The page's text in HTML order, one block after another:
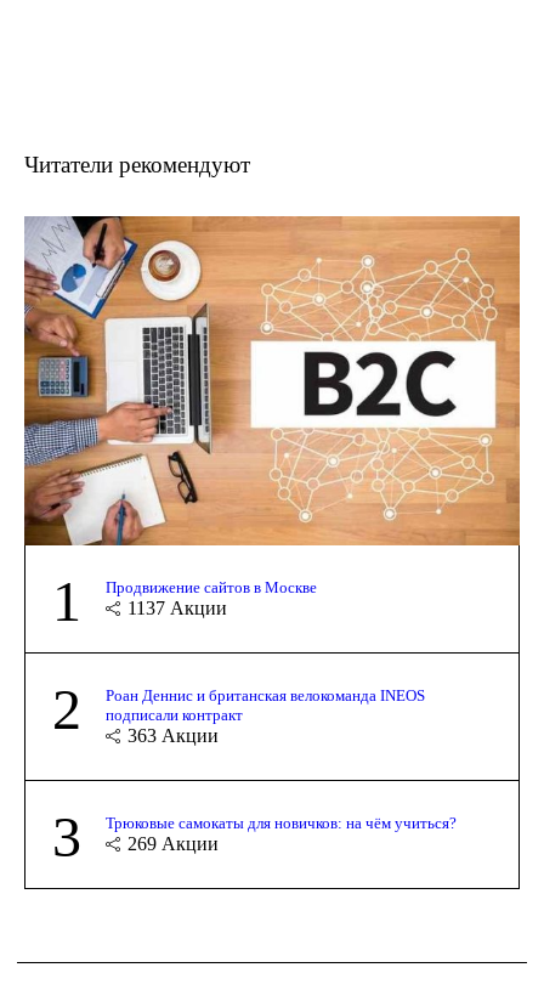
Читатели рекомендуют
1 Продвижение сайтов в Москве
1137 Акции
2
Роан Деннис и британская велокоманда INEOS
подписали контракт
363 Акции
3 Трюковые самокаты для новичков: на чём учиться?
269 Акции